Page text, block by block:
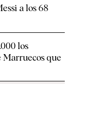
a los 68
los
Marruecos que